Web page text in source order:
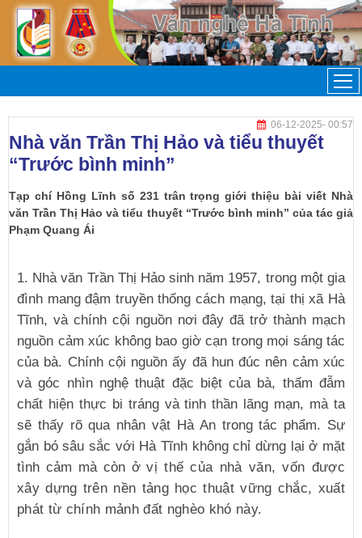
06-12-2025- 00:57
Nhà văn Trần Thị Hảo và tiểu thuyết
“Trước bình minh”
Tạp chí Hồng Lĩnh số 231 trân trọng giới thiệu bài viết Nhà
văn Trần Thị Hảo và tiểu thuyết “Trước bình minh” của tác giả
Phạm Quang Ái
1. Nhà văn Trần Thị Hảo sinh năm 1957, trong một gia
đình mang đậm truyền thống cách mạng, tại thị xã Hà
Tĩnh, và chính cội nguồn nơi đây đã trở thành mạch
nguồn cảm xúc không bao giờ cạn trong mọi sáng tác
của bà. Chính cội nguồn ấy đã hun đúc nên cảm xúc
và góc nhìn nghệ thuật đặc biệt của bà, thấm đẫm
chất hiện thực bi tráng và tinh thần lãng mạn, mà ta
sẽ thấy rõ qua nhân vật Hà An trong tác phẩm. Sự
gắn bó sâu sắc với Hà Tĩnh không chỉ dừng lại ở mặt
tình cảm mà còn ởvị thế của nhà văn, vốn được
xây dựng trên nền tảng học thuật vững chắc, xuất
phát từ chính mảnh đất nghèo khó này.